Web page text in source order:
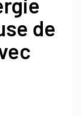
de